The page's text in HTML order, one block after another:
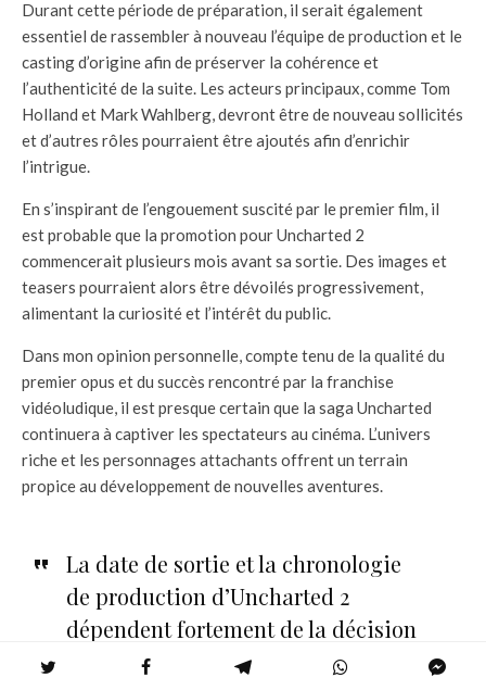
Durant cette période de préparation, il serait également
essentiel de rassembler à nouveau l’équipe de production et le
casting d’origine afin de préserver la cohérence et
l’authenticité de la suite. Les acteurs principaux, comme Tom
Holland et Mark Wahlberg, devront être de nouveau sollicités
et d’autres rôles pourraient être ajoutés afin d’enrichir
l’intrigue.
En s’inspirant de l’engouement suscité par le premier film, il
est probable que la promotion pour Uncharted 2
commencerait plusieurs mois avant sa sortie. Des images et
teasers pourraient alors être dévoilés progressivement,
alimentant la curiosité et l’intérêt du public.
Dans mon opinion personnelle, compte tenu de la qualité du
premier opus et du succès rencontré par la franchise
vidéoludique, il est presque certain que la saga Uncharted
continuera à captiver les spectateurs au cinéma. L’univers
riche et les personnages attachants offrent un terrain
propice au développement de nouvelles aventures.
La date de sortie et la chronologie
de production d’Uncharted 2
dépendent fortement de la décision
des studios, mais les signes sont